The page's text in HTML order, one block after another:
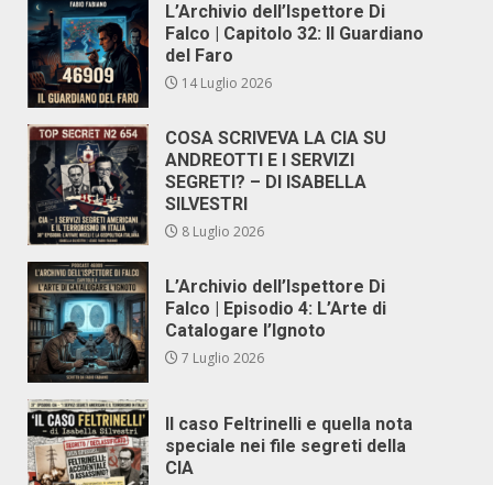
L’Archivio dell’Ispettore Di
Falco | Capitolo 32: Il Guardiano
del Faro
14 Luglio 2026
COSA SCRIVEVA LA CIA SU
ANDREOTTI E I SERVIZI
SEGRETI? – DI ISABELLA
SILVESTRI
8 Luglio 2026
L’Archivio dell’Ispettore Di
Falco | Episodio 4: L’Arte di
Catalogare l’Ignoto
7 Luglio 2026
Il caso Feltrinelli e quella nota
speciale nei file segreti della
CIA